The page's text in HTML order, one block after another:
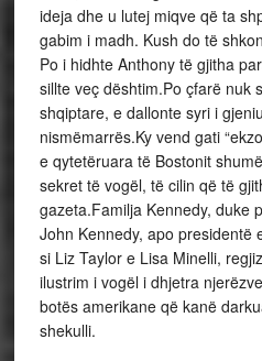
ideja dhe u lutej miqve që ta
gabim i madh. Kush do të
Po i hidhte Anthony të gjitha
sillte veç dështim.Po çfarë nuk
shqiptare, e dallonte syri i
nismëmarrës.Ky vend gati
e qytetëruara të Bostonit
sekret të vogël, të cilin që të
gazeta.Familja Kennedy, duke
John Kennedy, apo presidentë
si Liz Taylor e Lisa Minelli,
ilustrim i vogël i dhjetra
botës amerikane që kanë
shekulli.